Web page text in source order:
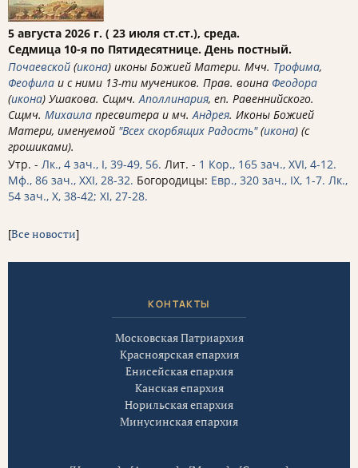
5 августа 2026 г. ( 23 июля ст.ст.), среда.
Седмица 10-я по Пятидесятнице. День постный.
Почаевской (икона) иконы Божией Матери. Мчч. Трофима,
Феофила и с ними 13-ти мучеников. Прав. воина Феодора
(икона) Ушакова. Сщмч.Аполлинария, еп. Равеннийского.
Сщмч. Михаила пресвитера и мч.Андрея. Иконы Божией
Матери, именуемой "Всех скорбящих Радость"(икона) (с
грошиками).
Утр. - Лк., 4 зач., I, 39-49, 56. Лит. - 1 Кор., 165 зач., XVI, 4-12.
Мф., 86 зач., XXI, 28-32. Богородицы: Евр., 320 зач., IX, 1-7. Лк.,
54 зач., X, 38-42; XI, 27-28.
[Все новости]
КОНТАКТЫ
Московская Патриархия
Красноярская епархия
Енисейская епархия
Канская епархия
Норильская епархия
Минусинская епархия